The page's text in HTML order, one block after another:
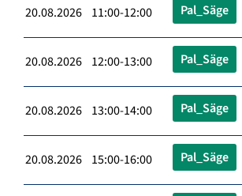
20.08.2026 11:00-12:00 Pal_Säge
20.08.2026 12:00-13:00 Pal_Säge
20.08.2026 13:00-14:00 Pal_Säge
20.08.2026 15:00-16:00 Pal_Säge